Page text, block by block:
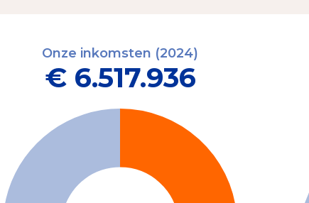
Onze inkomsten (2024)
€ 6.517.936